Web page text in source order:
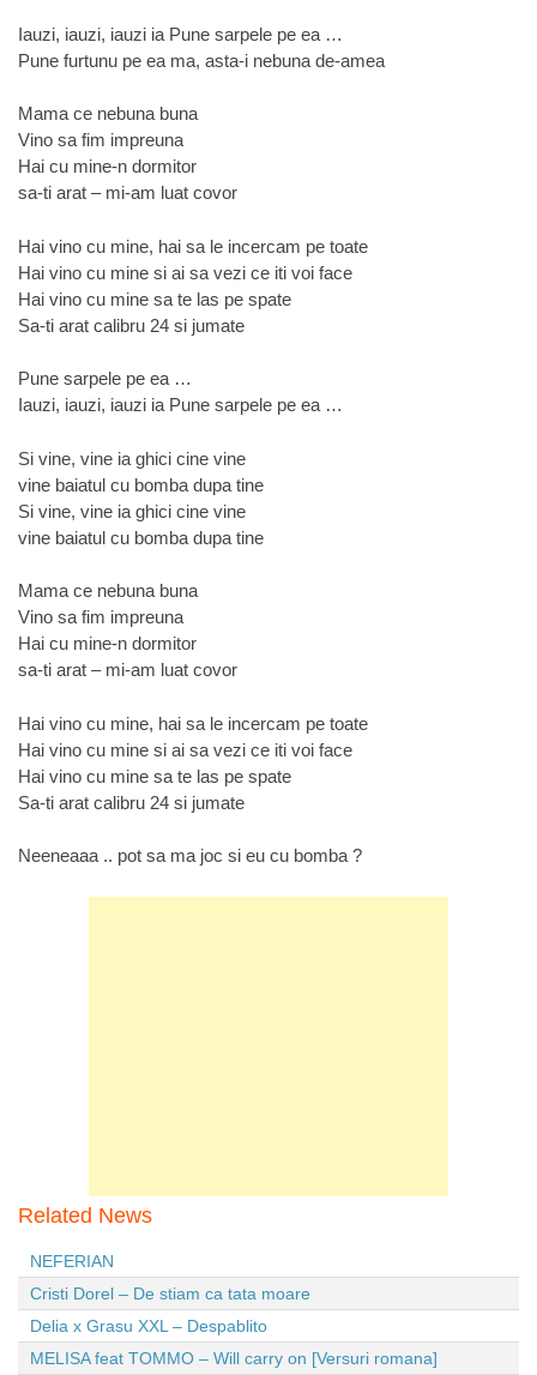
Iauzi, iauzi, iauzi ia Pune sarpele pe ea …
Pune furtunu pe ea ma, asta-i nebuna de-amea
Mama ce nebuna buna
Vino sa fim impreuna
Hai cu mine-n dormitor
sa-ti arat – mi-am luat covor
Hai vino cu mine, hai sa le incercam pe toate
Hai vino cu mine si ai sa vezi ce iti voi face
Hai vino cu mine sa te las pe spate
Sa-ti arat calibru 24 si jumate
Pune sarpele pe ea …
Iauzi, iauzi, iauzi ia Pune sarpele pe ea …
Si vine, vine ia ghici cine vine
vine baiatul cu bomba dupa tine
Si vine, vine ia ghici cine vine
vine baiatul cu bomba dupa tine
Mama ce nebuna buna
Vino sa fim impreuna
Hai cu mine-n dormitor
sa-ti arat – mi-am luat covor
Hai vino cu mine, hai sa le incercam pe toate
Hai vino cu mine si ai sa vezi ce iti voi face
Hai vino cu mine sa te las pe spate
Sa-ti arat calibru 24 si jumate
Neeneaaa .. pot sa ma joc si eu cu bomba ?
Related News
NEFERIAN
Cristi Dorel – De stiam ca tata moare
Delia x Grasu XXL – Despablito
MELISA feat TOMMO – Will carry on [Versuri romana]